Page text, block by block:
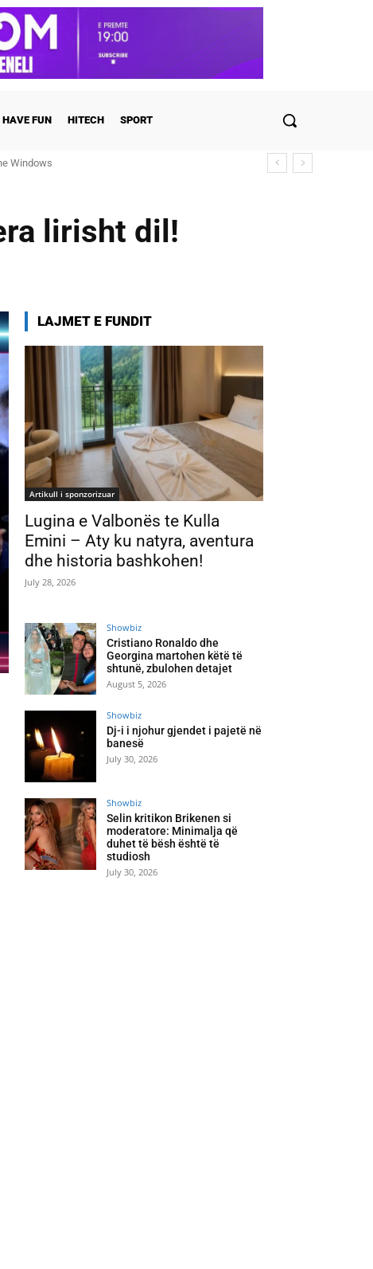
HAVE FUN HITECH SPORT
detajet
lirisht dil!
LAJMET E FUNDIT
Artikull i sponzorizuar
Lugina e Valbonës te Kulla
Emini – Aty ku natyra, aventura
dhe historia bashkohen!
July 28, 2026
Showbiz
Cristiano Ronaldo dhe
Georgina martohen këtë të
shtunë, zbulohen detajet
August 5, 2026
Showbiz
Dj-i i njohur gjendet i pajetë në
banesë
July 30, 2026
Showbiz
Selin kritikon Brikenen si
moderatore: Minimalja që
duhet të bësh është të
studiosh
July 30, 2026